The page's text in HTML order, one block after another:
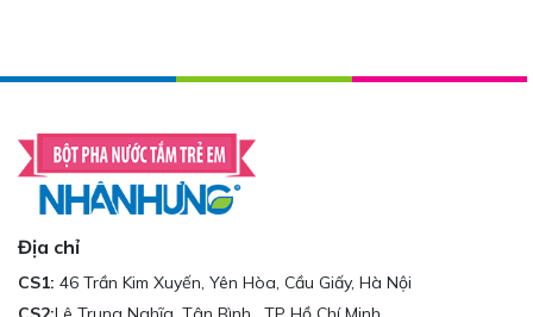
Địa chỉ
CS1: 46 Trần Kim Xuyến, Yên Hòa, Cầu Giấy, Hà Nội